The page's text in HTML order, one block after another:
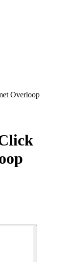
Overloop